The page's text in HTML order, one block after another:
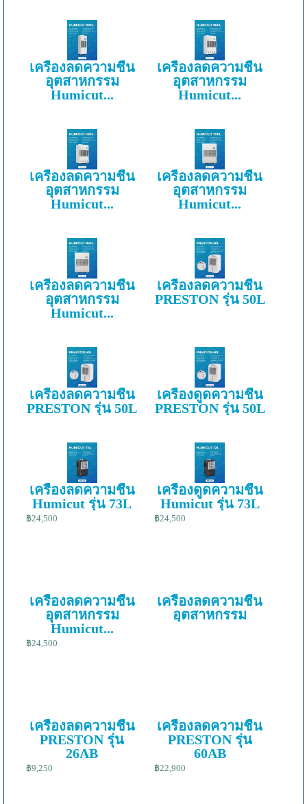
เครื่องลดความชื้น
อุตสาหกรรม
Humicut...
เครื่องลดความชื้น
อุตสาหกรรม
Humicut...
เครื่องลดความชื้น
อุตสาหกรรม
Humicut...
เครื่องลดความชื้น
อุตสาหกรรม
Humicut...
เครื่องลดความชื้น
อุตสาหกรรม
Humicut...
เครื่องลดความชื้น
PRESTON รุ่น 50L
เครื่องลดความชื้น
PRESTON รุ่น 50L
เครื่องดูดความชื้น
PRESTON รุ่น 50L
เครื่องลดความชื้น
Humicut รุ่น 73L
฿24,500
เครื่องดูดความชื้น
Humicut รุ่น 73L
฿24,500
เครื่องลดความชื้น
อุตสาหกรรม
Humicut...
฿24,500
เครื่องลดความชื้น
อุตสาหกรรม
เครื่องลดความชื้น
PRESTON รุ่น
26AB
฿9,250
เครื่องลดความชื้น
PRESTON รุ่น
60AB
฿22,900